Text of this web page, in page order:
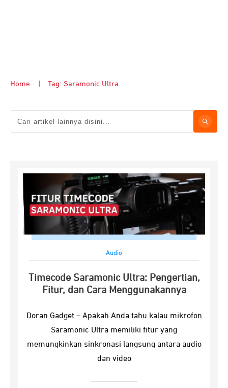
Home Tag: Saramonic Ultra
Audio
Timecode Saramonic Ultra: Pengertian,
Fitur, dan Cara Menggunakannya
Doran Gadget – Apakah Anda tahu kalau mikrofon
Saramonic Ultra memiliki fitur yang
memungkinkan sinkronasi langsung antara audio
dan video